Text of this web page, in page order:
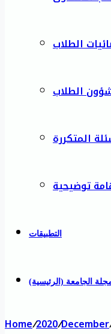
الطلاب
الطلاب
المتكررة
توضيحية
التطبيقات
الجامعة (الرئيسية)
Home/2020/December